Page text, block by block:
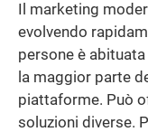
Il marketing
evolvendo
persone è
la maggior parte
piattaforme. Può
soluzioni diverse.